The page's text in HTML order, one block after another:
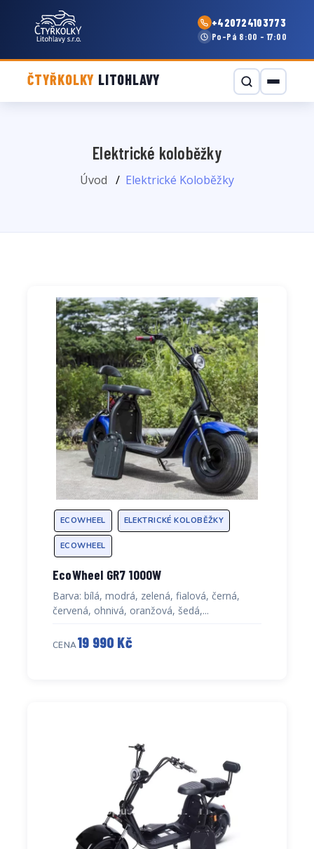
+420724103773
Po–Pá 8:00 - 17:00
ČTYŘKOLKY LITOHLAVY
Elektrické koloběžky
Úvod Elektrické Koloběžky
ECOWHEEL ELEKTRICKÉ KOLOBĚŽKY
ECOWHEEL
EcoWheel GR7 1000W
Barva: bílá, modrá, zelená, fialová, černá,
červená, ohnivá, oranžová, šedá,...
CENA19 990 Kč